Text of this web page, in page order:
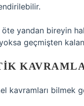
yandan bireyin
geçmişten
kavramları bilmek